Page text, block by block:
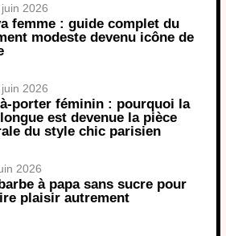
2026
femme : guide complet du
modeste devenu icône de
2026
porter féminin : pourquoi la
est devenue la pièce
du style chic parisien
2026
à papa sans sucre pour
plaisir autrement